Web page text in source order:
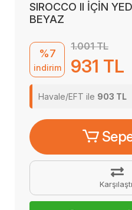
SIROCCO II İÇİN
BEYAZ
%7
indirim
1.001 TL
931 TL
Havale/EFT ile 903 TL